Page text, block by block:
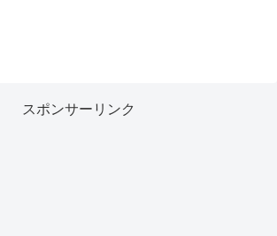
スポンサーリンク